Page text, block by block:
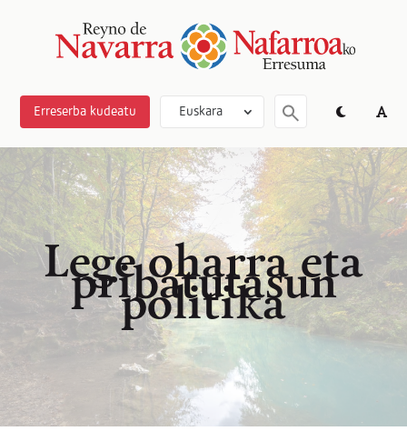
Erreserba kudeatu Euskara
Lege oharra eta
pribatutasun
politika